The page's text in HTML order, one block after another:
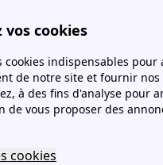
vos cookies
cookies indispensables pour
de notre site et fournir nos
à des fins d'analyse pour
de vous proposer des
cookies
MoreHapp-e
d'énergie
avec papernest